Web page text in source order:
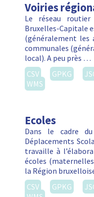
Voiries
Le réseau
Bruxelles-Capitale
(généralement les
communales
local). A peu près …
CSV
GPKG
WMS
Ecoles
Dans le cadre
Déplacements
travaille à
écoles
la Région
CSV
GPKG